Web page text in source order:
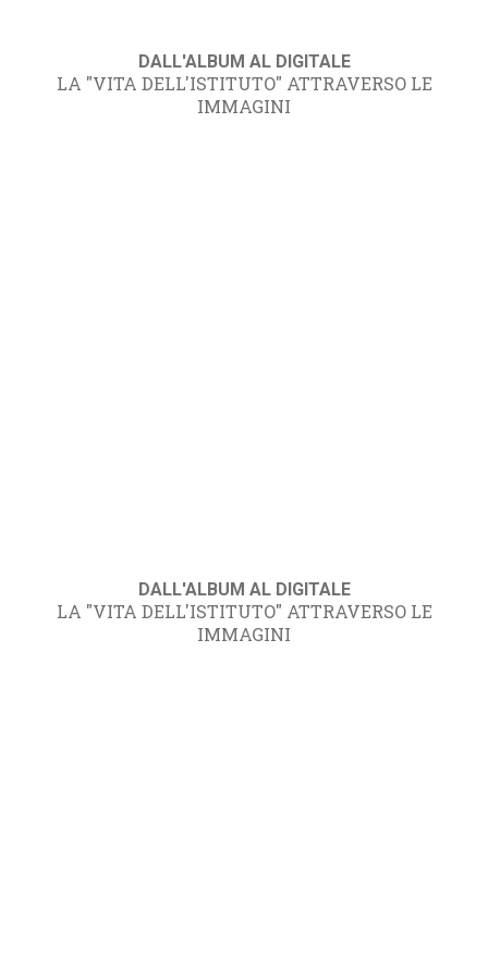
DALL'ALBUM AL DIGITALE
LA "VITA DELL'ISTITUTO" ATTRAVERSO LE
IMMAGINI
DALL'ALBUM AL DIGITALE
LA "VITA DELL'ISTITUTO" ATTRAVERSO LE
IMMAGINI